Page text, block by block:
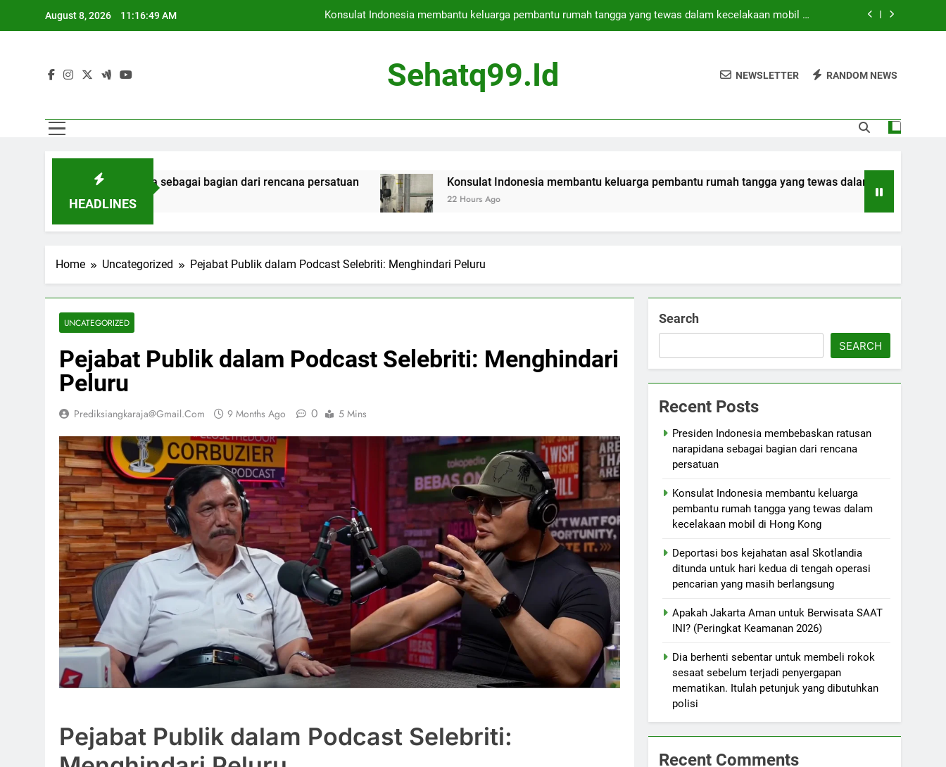
August 8, 2026 11:16:50 AM
Konsulat Indonesia membantu keluarga pembantu rumah tangga yang tewas dalam kecelakaan mobil di
Apakah Jakarta Aman untuk Berwisata SAAT INI? (Peringkat Keamanan 2026)
berlangsung
Apakah Jakarta Aman untuk Berwisata SAAT INI? (Peringkat Keamanan 2026)
Sehatq99.id NEWSLETTER RANDOM NEWS
HEADLINES
narapidana sebagai bagian dari rencana persatuan Konsulat Indonesia membantu keluarga pembantu rumah tangga yang tewas dalam kecelakaan mobil di Hong
22 Hours Ago
Home Uncategorized Pejabat Publik dalam Podcast Selebriti: Menghindari Peluru
UNCATEGORIZED
Pejabat Publik dalam Podcast Selebriti: Menghindari
Peluru
Prediksiangkaraja@gmail.com 9 Months Ago 0 5 Mins
Pejabat Publik dalam Podcast Selebriti:
Search
SEARCH
Recent Posts
Presiden Indonesia membebaskan ratusan
narapidana sebagai bagian dari rencana
persatuan
Konsulat Indonesia membantu keluarga
pembantu rumah tangga yang tewas dalam
kecelakaan mobil di Hong Kong
Deportasi bos kejahatan asal Skotlandia
ditunda untuk hari kedua di tengah operasi
pencarian yang masih berlangsung
Apakah Jakarta Aman untuk Berwisata SAAT
INI? (Peringkat Keamanan 2026)
Dia berhenti sebentar untuk membeli rokok
sesaat sebelum terjadi penyergapan
mematikan. Itulah petunjuk yang dibutuhkan
polisi
Recent Comments